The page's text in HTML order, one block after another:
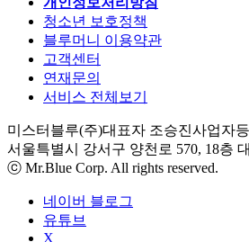
청소년 보호정책
블루머니 이용약관
고객센터
연재문의
서비스 전체보기
미스터블루(주)대표자 조승진사업자
서울특별시 강서구 양천로 570, 18층
ⓒ Mr.Blue Corp. All rights reserved.
네이버 블로그
유튜브
X